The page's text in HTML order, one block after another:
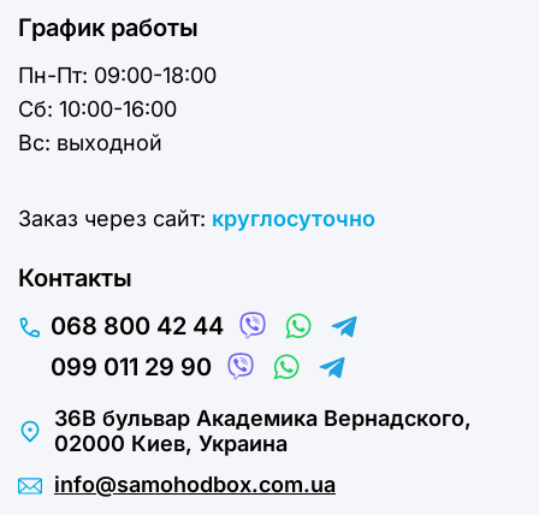
График работы
Пн-Пт: 09:00-18:00
Cб: 10:00-16:00
Вс: выходной
Заказ через сайт: круглосуточно
Контакты
068 800 42 44
099 011 29 90
36В бульвар Академика Вернадского,
02000 Киев, Украина
info@samohodbox.com.ua